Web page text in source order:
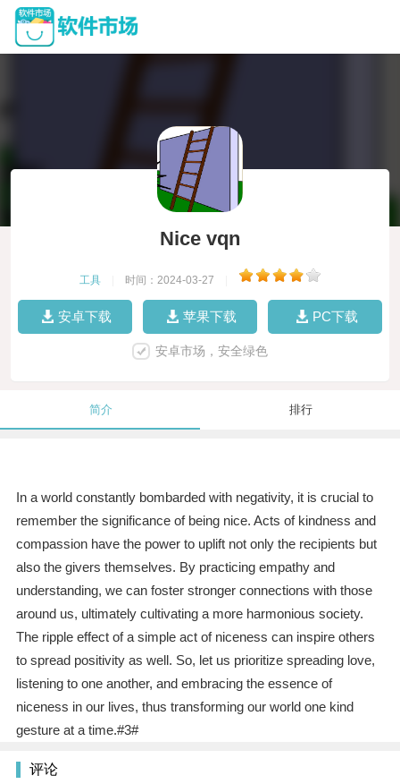
Nice vqn
工具 时间：2024-03-27
安卓下载 苹果下载 PC下载
安卓市场，安全绿色
简介 排行
In a world constantly bombarded with negativity, it is crucial to
remember the significance of being nice. Acts of kindness and
compassion have the power to uplift not only the recipients but
also the givers themselves. By practicing empathy and
understanding, we can foster stronger connections with those
around us, ultimately cultivating a more harmonious society.
The ripple effect of a simple act of niceness can inspire others
to spread positivity as well. So, let us prioritize spreading love,
listening to one another, and embracing the essence of
niceness in our lives, thus transforming our world one kind
gesture at a time.#3#
评论